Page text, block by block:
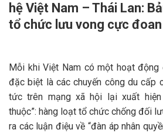
hệ Việt Nam – Thái Lan:
tổ chức lưu vong cực đoan
Mỗi khi Việt Nam có một hoạt động
đặc biệt là các chuyến công du cấp
tức trên mạng xã hội lại xuất hiện
thuộc”: hàng loạt tổ chức chống đối
ra các luận điệu về “đàn áp nhân